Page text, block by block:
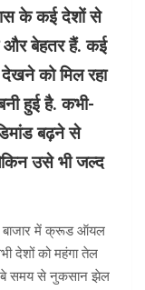
के कई देशों से
और बेहतर हैं. कई
को मिल रहा
हुई है. कभी-
बढ़ने से
उसे भी जल्द
बाजार में क्रूड ऑयल
देशों को महंगा तेल
लंबे समय से नुकसान झेल